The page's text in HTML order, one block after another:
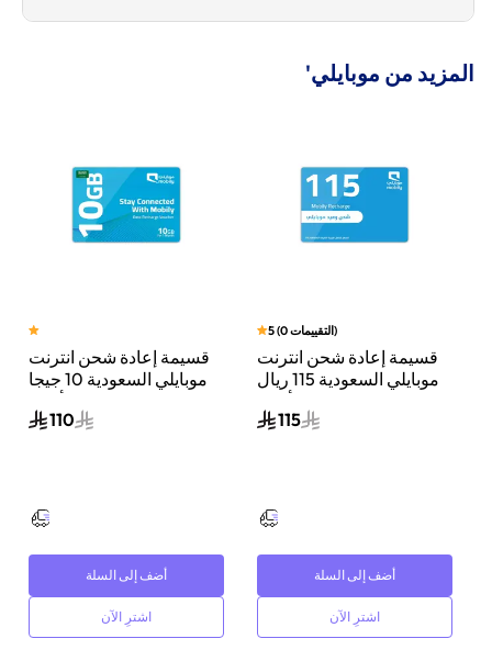
المزيد من موبايلي'
قسيمة إعادة شحن انترنت
موبايلي السعودية 10 جيجا
بايت لشهر واحد أزرق
110
أضف إلى السلة
اشترِ الآن
5(0التقييمات)
قسيمة إعادة شحن انترنت
موبايلي السعودية 115 ريال
سعودي أزرق
115
أضف إلى السلة
اشترِ الآن